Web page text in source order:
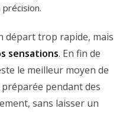
départ trop rapide, mais
sensations. En fin de
le meilleur moyen de
pendant des
sans laisser un